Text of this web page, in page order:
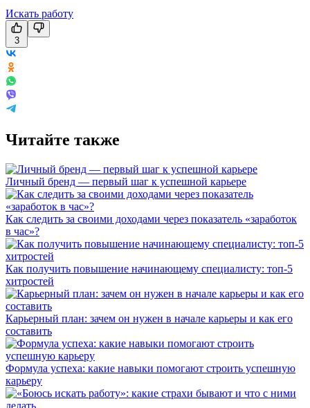
Искать работу
3
Читайте также
Личный бренд — первый шаг к успешной карьере
Как следить за своими доходами через показатель «заработок
в час»?
Как получить повышение начинающему специалисту: топ-5
хитростей
Карьерный план: зачем он нужен в начале карьеры и как его
составить
Формула успеха: какие навыки помогают строить успешную
карьеру